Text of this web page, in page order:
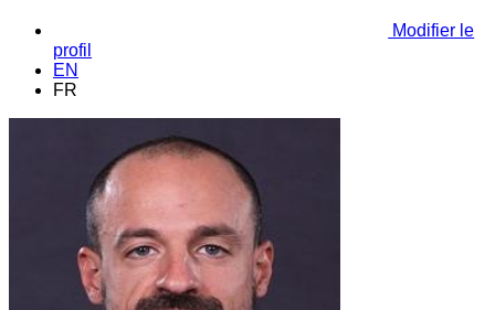
Modifier le
profil
EN
FR